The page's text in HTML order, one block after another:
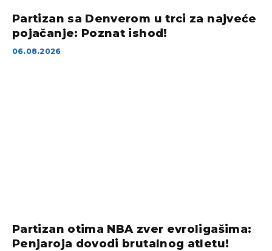
Partizan sa Denverom u trci za najveće
pojačanje: Poznat ishod!
06.08.2026
Partizan otima NBA zver evroligašima:
Penjaroja dovodi brutalnog atletu!